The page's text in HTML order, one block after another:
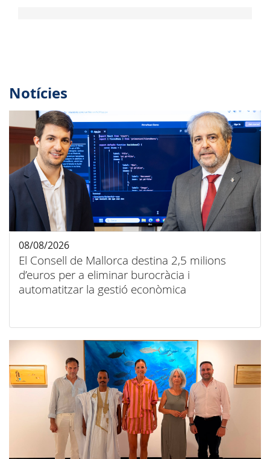
Notícies
El Consell de Mallorca destina 2,5 milions
d’euros per a eliminar burocràcia i
automatitzar la gestió econòmica
08/08/2026